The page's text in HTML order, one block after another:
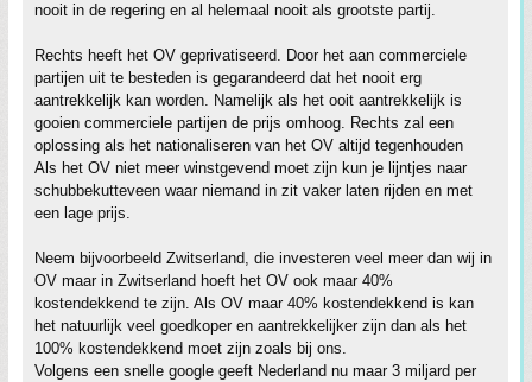
nooit in de regering en al helemaal nooit als grootste partij.
Rechts heeft het OV geprivatiseerd. Door het aan commerciele
partijen uit te besteden is gegarandeerd dat het nooit erg
aantrekkelijk kan worden. Namelijk als het ooit aantrekkelijk is
gooien commerciele partijen de prijs omhoog. Rechts zal een
oplossing als het nationaliseren van het OV altijd tegenhouden
Als het OV niet meer winstgevend moet zijn kun je lijntjes naar
schubbekutteveen waar niemand in zit vaker laten rijden en met
een lage prijs.
Neem bijvoorbeeld Zwitserland, die investeren veel meer dan wij in
OV maar in Zwitserland hoeft het OV ook maar 40%
kostendekkend te zijn. Als OV maar 40% kostendekkend is kan
het natuurlijk veel goedkoper en aantrekkelijker zijn dan als het
100% kostendekkend moet zijn zoals bij ons.
Volgens een snelle google geeft Nederland nu maar 3 miljard per